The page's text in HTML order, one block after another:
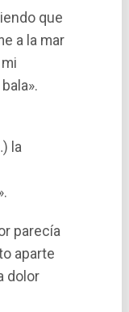
que
a la mar
la
parecí­a
aparte
dolor